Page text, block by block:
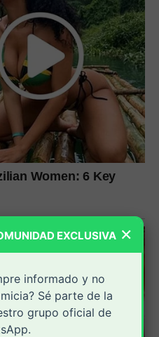
×
EXCLUSIVA
informado y no
Sé parte de la
grupo oficial de